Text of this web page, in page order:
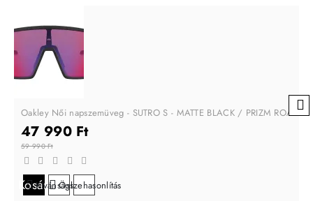
Oakley Női napszemüveg - SUTRO S - MATTE BLACK / PRIZM ROAD
47 990 Ft
59 990 Ft
Kosárba
Kívánságlistára
Összehasonlítás